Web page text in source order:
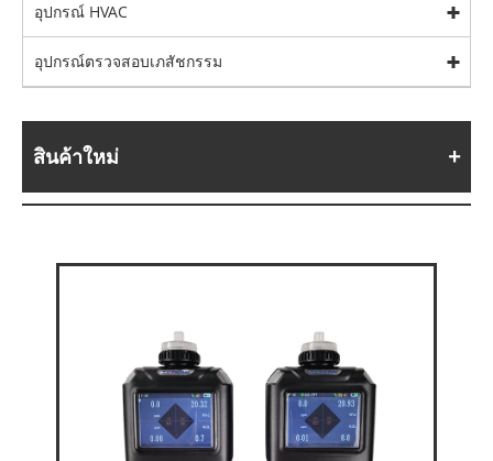
อุปกรณ์ HVAC
อุปกรณ์ตรวจสอบเภสัชกรรม
สินค้าใหม่